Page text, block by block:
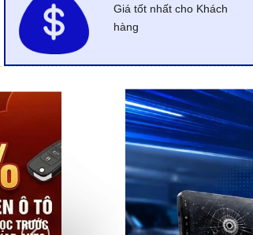
Giá tốt nhất cho Khách
hàng